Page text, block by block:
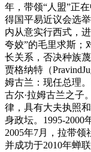
年，带领“人盟”正
得国平易近议会选
内从意实行西式，
夸姣”的毛里求斯；
长关系，否决种族
贾格纳特（
姆古兰：现任总理
古尔·拉姆古兰之子
律，具有大夫执照
身政坛。1995-2000
2005年7月，拉带领
并成功于2010年蝉